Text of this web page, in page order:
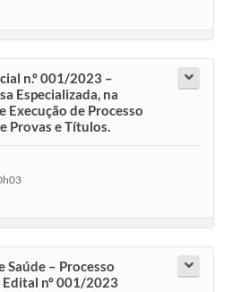
n.º 001/2023 –
Especializada, na
Execução de Processo
Provas e Títulos.
Saúde – Processo
nº 001/2023